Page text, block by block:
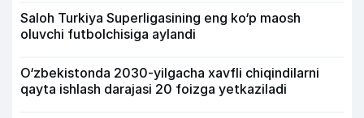
Saloh Turkiya Superligasining eng ko‘p maosh
oluvchi futbolchisiga aylandi
O‘zbekistonda 2030-yilgacha xavfli chiqindilarni
qayta ishlash darajasi 20 foizga yetkaziladi